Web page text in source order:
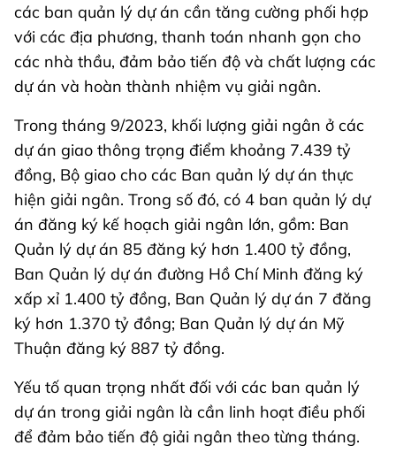
các ban quản lý dự án cần tăng cường phối hợp
với các địa phương, thanh toán nhanh gọn cho
các nhà thầu, đảm bảo tiến độ và chất lượng các
dự án và hoàn thành nhiệm vụ giải ngân.
Trong tháng 9/2023, khối lượng giải ngân ở các
dự án giao thông trọng điểm khoảng 7.439 tỷ
đồng, Bộ giao cho các Ban quản lý dự án thực
hiện giải ngân. Trong số đó, có 4 ban quản lý dự
án đăng ký kế hoạch giải ngân lớn, gồm: Ban
Quản lý dự án 85 đăng ký hơn 1.400 tỷ đồng,
Ban Quản lý dự án đường Hồ Chí Minh đăng ký
xấp xỉ 1.400 tỷ đồng, Ban Quản lý dự án 7 đăng
ký hơn 1.370 tỷ đồng; Ban Quản lý dự án Mỹ
Thuận đăng ký 887 tỷ đồng.
Yếu tố quan trọng nhất đối với các ban quản lý
dự án trong giải ngân là cần linh hoạt điều phối
để đảm bảo tiến độ giải ngân theo từng tháng.